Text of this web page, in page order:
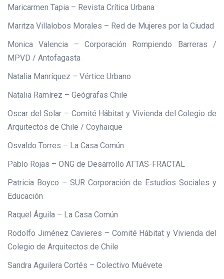
Maricarmen Tapia – Revista Crítica Urbana
Maritza Villalobos Morales – Red de Mujeres por la Ciudad
Monica Valencia – Corporación Rompiendo Barreras /
MPVD / Antofagasta
Natalia Manríquez – Vértice Urbano
Natalia Ramírez – Geógrafas Chile
Oscar del Solar – Comité Hábitat y Vivienda del Colegio de
Arquitectos de Chile / Coyhaique
Osvaldo Torres – La Casa Común
Pablo Rojas – ONG de Desarrollo ATTAS-FRACTAL
Patricia Boyco – SUR Corporación de Estudios Sociales y
Educación
Raquel Águila – La Casa Común
Rodolfo Jiménez Cavieres – Comité Hábitat y Vivienda del
Colegio de Arquitectos de Chile
Sandra Aguilera Cortés – Colectivo Muévete